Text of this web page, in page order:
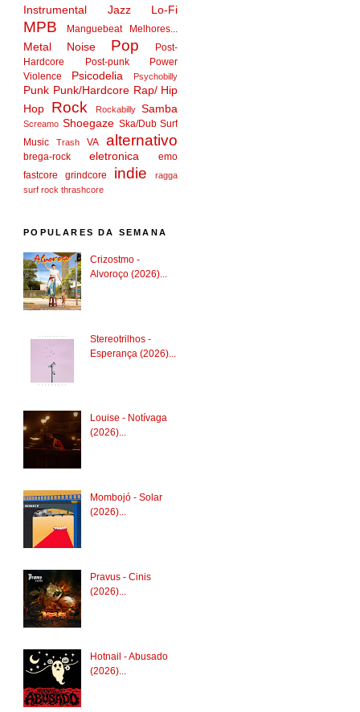
Instrumental Jazz Lo-Fi
MPB Manguebeat Melhores...
Metal Noise Pop
Post-
Hardcore
Post-punk
Power
Violence
Psicodelia Psychobilly
Punk Punk/Hardcore Rap/ Hip
Hop
Rock Rockabilly Samba
Screamo Shoegaze Ska/Dub Surf
Music
Trash VA alternativo
brega-rock eletronica
emo
fastcore
grindcore indie
ragga
surf rock thrashcore
POPULARES DA SEMANA
Crizostmo -
Alvoroço (2026)...
Stereotrilhos -
Esperança (2026)...
Louise - Notívaga
(2026)...
Mombojó - Solar
(2026)...
Pravus - Cinis
(2026)...
Hotnail - Abusado
(2026)...